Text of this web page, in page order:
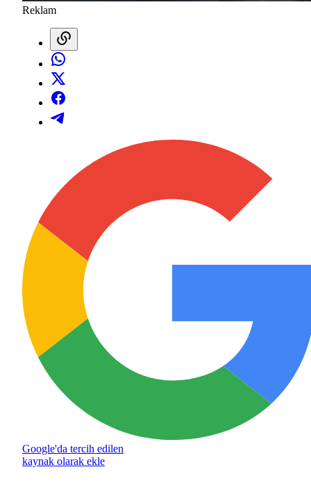
Reklam
Google'da tercih edilen
kaynak olarak ekle